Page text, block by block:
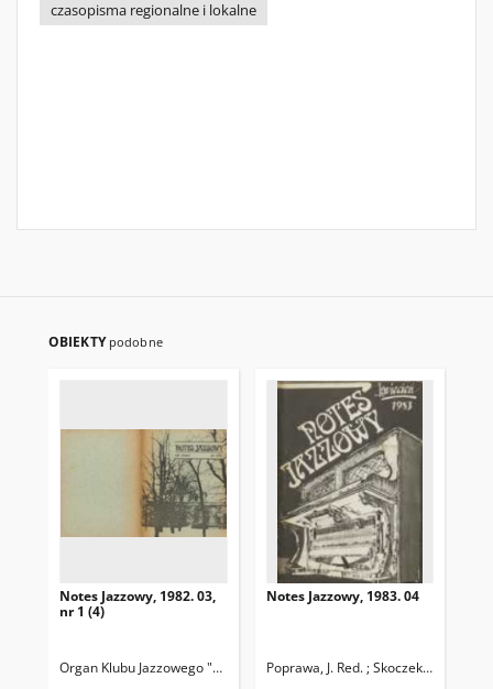
czasopisma regionalne i lokalne
OBIEKTY podobne
Notes Jazzowy, 1982. 03,
nr 1 (4)
Organ Klubu Jazzowego "Rotunda" Skoczek, T. Red.
Notes Jazzowy, 1983. 04
Poprawa, J. Red. ; Skoczek T. Red.